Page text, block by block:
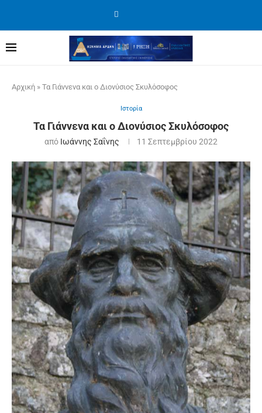
Αρχική » Τα Γιάννενα και ο Διονύσιος Σκυλόσοφος
Ιστορία
Τα Γιάννενα και ο Διονύσιος Σκυλόσοφος
από Ιωάννης Σαΐνης 11 Σεπτεμβρίου 2022